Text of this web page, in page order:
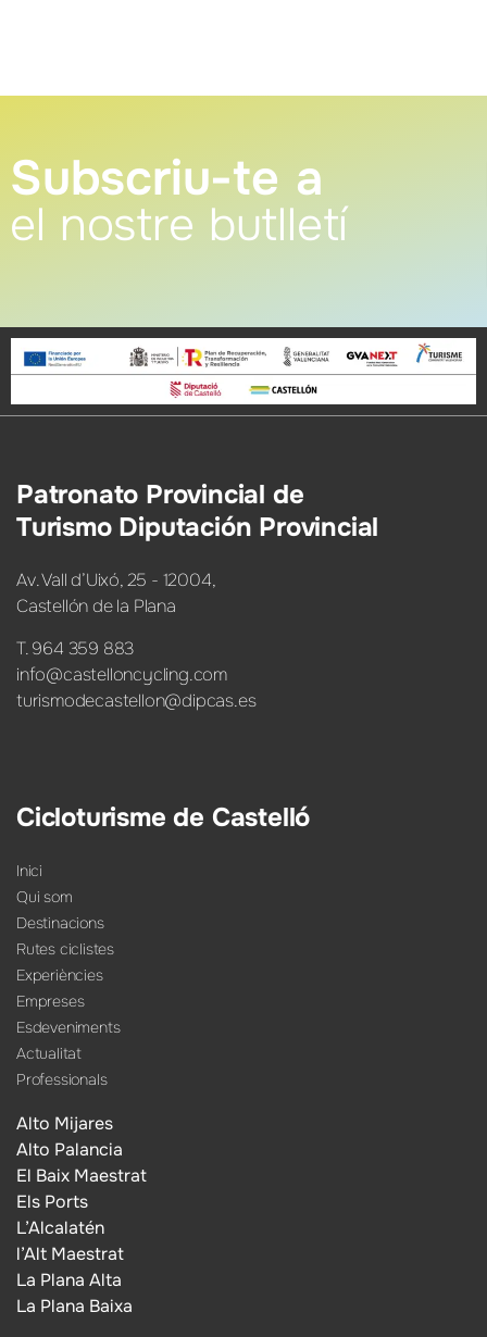
Subscriu-te a
el nostre butlletí
Patronato Provincial de
Turismo Diputación Provincial
Av. Vall d’Uixó, 25 - 12004,
Castellón de la Plana
T. 964 359 883
info@castelloncycling.com
turismodecastellon@dipcas.es
Cicloturisme de Castelló
Inici
Qui som
Destinacions
Rutes ciclistes
Experiències
Empreses
Esdeveniments
Actualitat
Professionals
Alto Mijares
Alto Palancia
El Baix Maestrat
Els Ports
L’Alcalatén
l’Alt Maestrat
La Plana Alta
La Plana Baixa